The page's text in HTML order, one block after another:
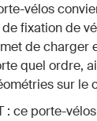
vélos
fixation de
de charger
quel ordre,
sur le
: ce porte-